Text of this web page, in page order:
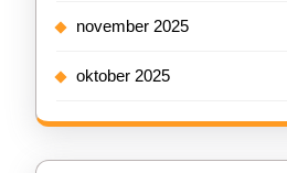
november 2025
oktober 2025